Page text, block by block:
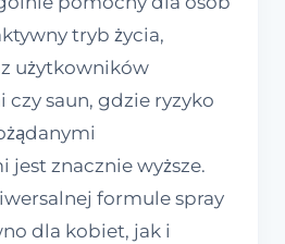
tryb życia,
użytkowników
czy saun, gdzie ryzyko
znacznie wyższe.
formule spray
dla kobiet, jak i